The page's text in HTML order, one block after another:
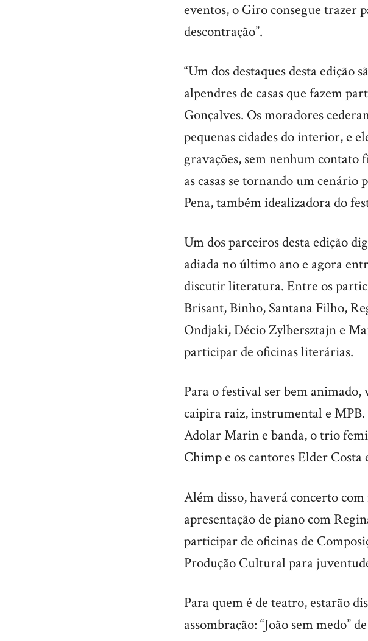
eventos, o Giro consegue trazer
descontração”.
“Um dos destaques desta edição
alpendres de casas que fazem
Gonçalves. Os moradores
pequenas cidades do interior, e
gravações, sem nenhum
as casas se tornando um cenário
Pena, também idealizadora do
Um dos parceiros desta edição
adiada no último ano e agora
discutir literatura. Entre os
Brisant, Binho, Santana Filho,
Ondjaki, Décio Zylbersztajn e
participar de oficinas literárias.
Para o festival ser bem
caipira raiz, instrumental e MPB.
Adolar Marin e banda, o trio
Chimp e os cantores Elder
Além disso, haverá concerto
apresentação de piano com
participar de oficinas de
Produção Cultural para
Para quem é de teatro, estarão
assombração: “João sem medo”